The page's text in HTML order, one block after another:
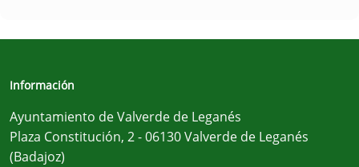
Información
Ayuntamiento de Valverde de Leganés
Plaza Constitución, 2 - 06130 Valverde de Leganés
(Badajoz)